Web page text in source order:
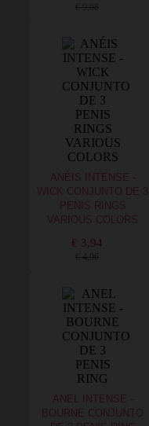
€ 9,08
ANÉIS INTENSE -
WICK CONJUNTO DE 3
PENIS RINGS
VARIOUS COLORS
€ 3,94
€ 4,96
ANEL INTENSE -
BOURNE CONJUNTO